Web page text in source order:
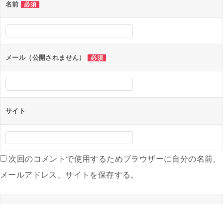
ー
シ
ン
名前 必須
メール（公開されません） 必須
サイト
次回のコメントで使用するためブラウザーに自分の名前、
メールアドレス、サイトを保存する。